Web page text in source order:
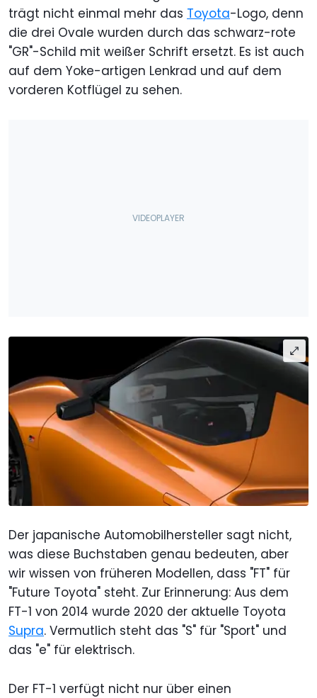
trägt nicht einmal mehr das Toyota-Logo, denn
die drei Ovale wurden durch das schwarz-rote
"GR"-Schild mit weißer Schrift ersetzt. Es ist auch
auf dem Yoke-artigen Lenkrad und auf dem
vorderen Kotflügel zu sehen.
Der japanische Automobilhersteller sagt nicht,
was diese Buchstaben genau bedeuten, aber
wir wissen von früheren Modellen, dass "FT" für
"Future Toyota" steht. Zur Erinnerung: Aus dem
FT-1 von 2014 wurde 2020 der aktuelle Toyota
Supra. Vermutlich steht das "S" für "Sport" und
das "e" für elektrisch.
Der FT-1 verfügt nicht nur über einen